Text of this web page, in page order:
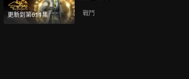
更新到第611集 戰鬥